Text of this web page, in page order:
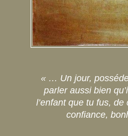
« … Un jour,
parler aussi bien
l’enfant que tu fus, de
confiance,